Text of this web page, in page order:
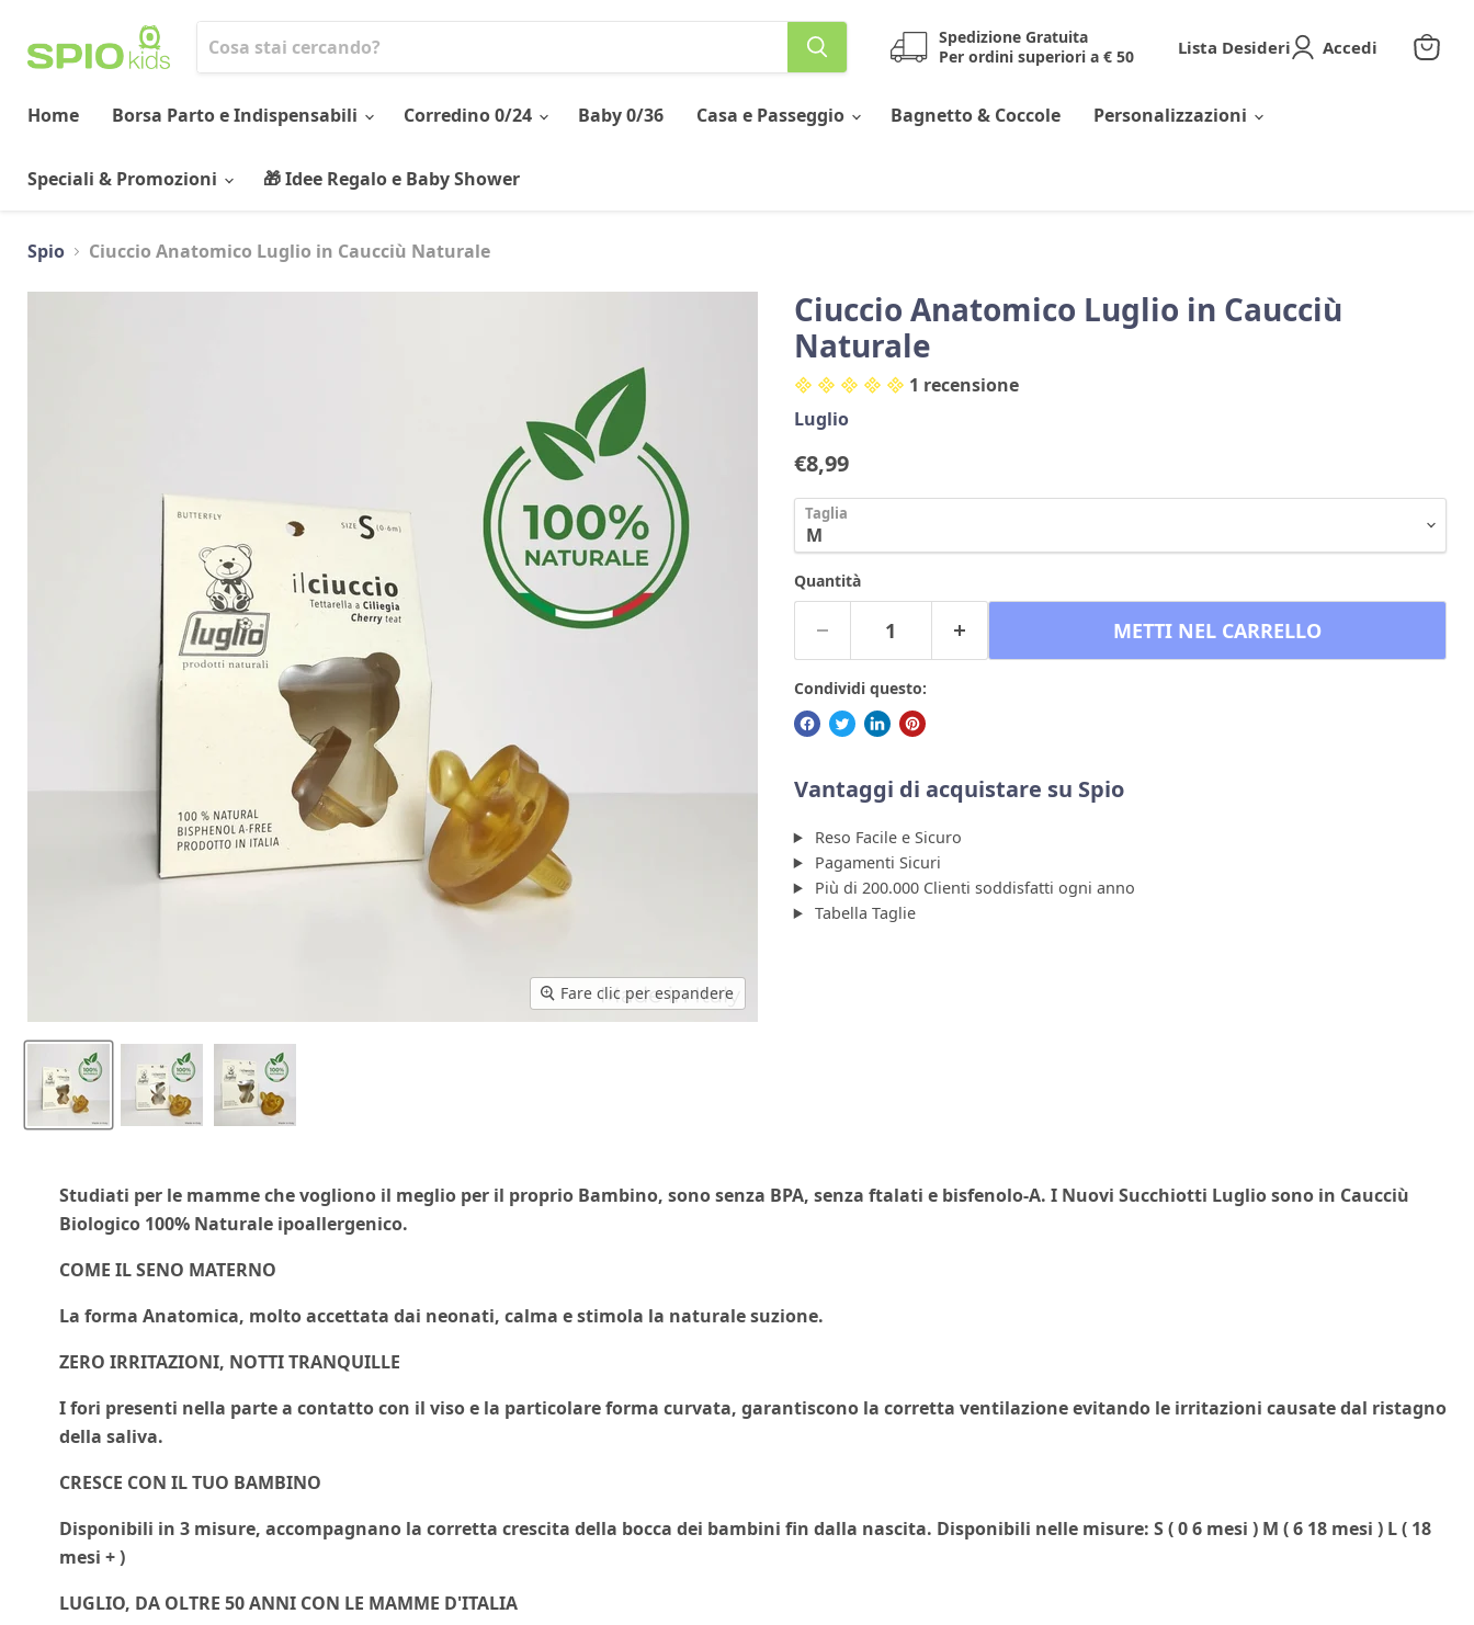
Spedizione Gratuita
Per ordini superiori a € 50
Lista Desideri Accedi
Home Borsa Parto e Indispensabili Corredino 0/24 Baby 0/36 Casa e Passeggio Bagnetto & Coccole Personalizzazioni
Speciali & Promozioni 🎁 Idee Regalo e Baby Shower
Spio Ciuccio Anatomico Luglio in Caucciù Naturale
Fare clic per espandere
Ciuccio Anatomico Luglio in Caucciù
Naturale
1 recensione
Luglio
Prezzo corrente
€8,99
Taglia
Quantità
METTI NEL CARRELLO
Condividi questo:
Vantaggi di acquistare su Spio
Reso Facile e Sicuro
Pagamenti Sicuri
Più di 200.000 Clienti soddisfatti ogni anno
Tabella Taglie
Studiati per le mamme che vogliono il meglio per il proprio Bambino, sono senza BPA, senza ftalati e bisfenolo-A. I Nuovi Succhiotti Luglio sono in Caucciù
Biologico 100% Naturaleipoallergenico.
COME IL SENO MATERNO
La forma Anatomica, molto accettata dai neonati, calma e stimola la naturale suzione.
ZERO IRRITAZIONI, NOTTI TRANQUILLE
I fori presenti nella parte a contatto con il viso e la particolare forma curvata, garantiscono la corretta ventilazione evitando le irritazioni causate dal ristagno
della saliva.
CRESCE CON IL TUO BAMBINO
Disponibili in 3 misure, accompagnano la corretta crescita della bocca dei bambini fin dalla nascita. Disponibili nelle misure: S ( 0 6 mesi ) M ( 6 18 mesi ) L ( 18
mesi + )
LUGLIO, DA OLTRE 50 ANNI CON LE MAMME D'ITALIA